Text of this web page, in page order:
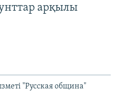
арқылы
"Русская община"